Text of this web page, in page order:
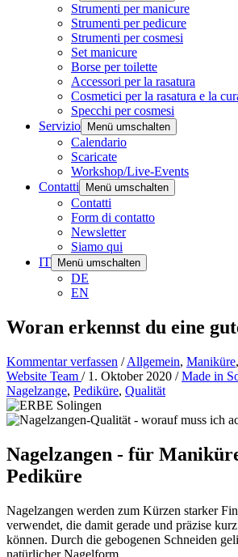
Strumenti per manicure
Strumenti per pedicure
Strumenti per cosmesi
Set manicure
Borse per toilette
Accessori per la rasatura
Cosmetici per la rasatura e la
Specchi per cosmesi
Servizio
Menü umschalten
Calendario
Scaricate
Workshop/Live-Events
Contatti
Menü umschalten
Contatti
Form di contatto
Newsletter
Siamo qui
IT
Menü umschalten
DE
EN
Woran erkennst du eine
Kommentar verfassen /Allgemein, Maniküre,
Website Team / 1. Oktober 2020 /Made in
Nagelzange, Pediküre, Qualität
Nagelzangen - für
Pediküre
Nagelzangen werden zum Kürzen starker
verwendet, die damit gerade und präzise
können. Durch die gebogenen Schneiden
natürlicher Nagelform.